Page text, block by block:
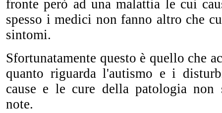
fronte però ad una malattia le cui
spesso i medici non fanno altro che
sintomi.
Sfortunatamente questo è quello che
quanto riguarda l'autismo e i
cause e le cure della patologia non
note.